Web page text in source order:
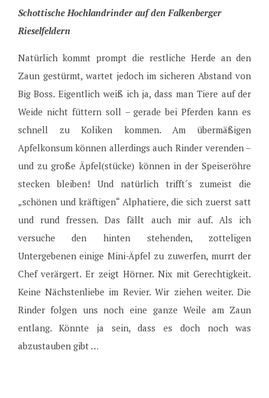
Schottische Hochlandrinder auf den Falkenberger
Rieselfeldern
Natürlich kommt prompt die restliche Herde an den
Zaun gestürmt, wartet jedoch im sicheren Abstand von
Big Boss. Eigentlich weiß ich ja, dass man Tiere auf der
Weide nicht füttern soll – gerade bei Pferden kann es
schnell zu Koliken kommen. Am übermäßigen
Apfelkonsum können allerdings auch Rinder verenden –
und zu große Äpfel(stücke) können in der Speiseröhre
stecken bleiben! Und natürlich trifft´s zumeist die
„schönen und kräftigen“ Alphatiere, die sich zuerst satt
und rund fressen. Das fällt auch mir auf. Als ich
versuche den hinten stehenden, zotteligen
Untergebenen einige Mini-Äpfel zu zuwerfen, murrt der
Chef verärgert. Er zeigt Hörner. Nix mit Gerechtigkeit.
Keine Nächstenliebe im Revier. Wir ziehen weiter. Die
Rinder folgen uns noch eine ganze Weile am Zaun
entlang. Könnte ja sein, dass es doch noch was
abzustauben gibt …